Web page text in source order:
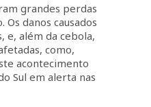
grandes perdas
danos causados
e, além da cebola,
como,
acontecimento
Sul em alerta nas